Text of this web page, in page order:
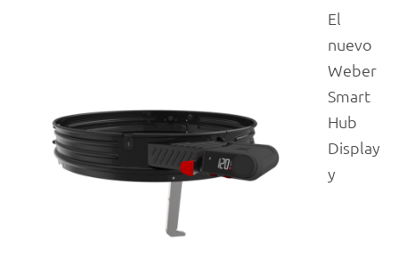
El
nuevo
Weber
Smart
Hub
Display
y